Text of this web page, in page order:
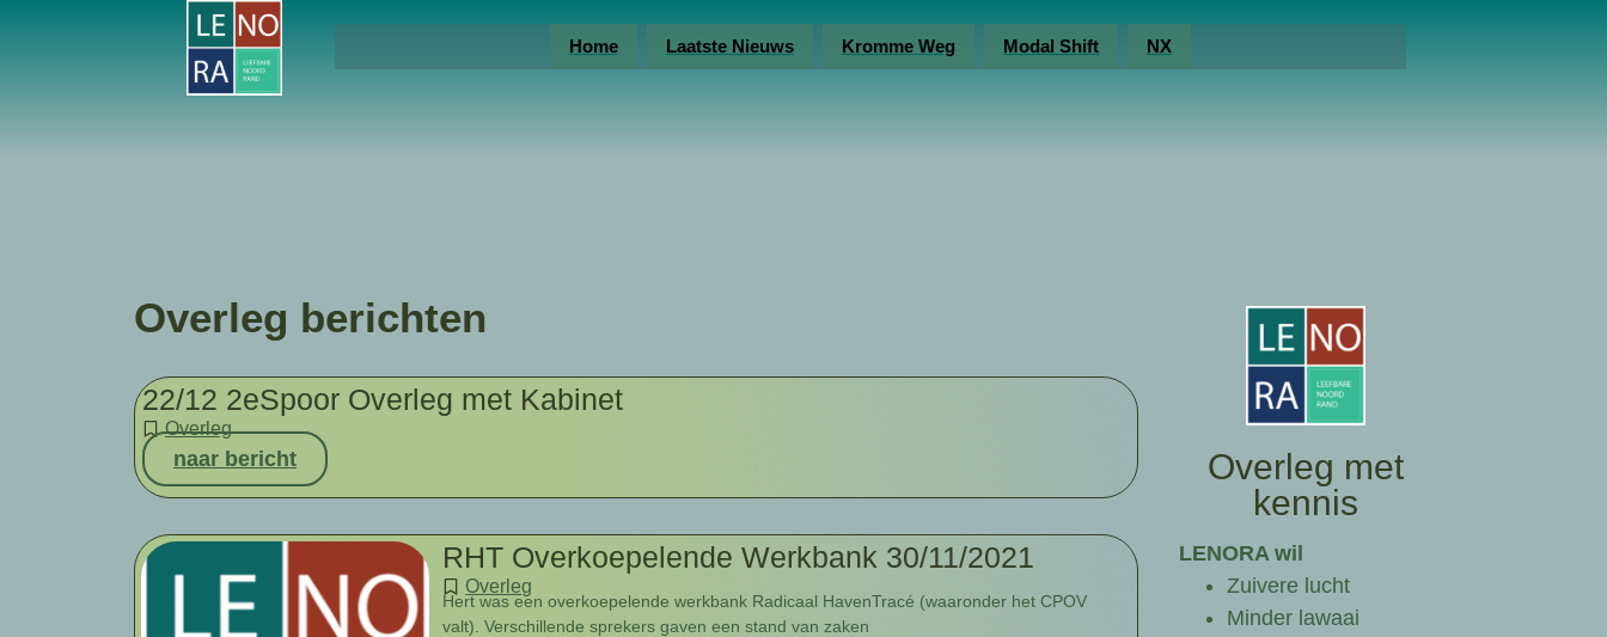
Home Laatste Nieuws Kromme Weg Modal Shift NX
Overleg berichten
22/12 2eSpoor Overleg met Kabinet
Overleg
naar bericht
RHT Overkoepelende Werkbank 30/11/2021
Overleg
Hert was een overkoepelende werkbank Radicaal HavenTracé (waaronder het CPOV
valt). Verschillende sprekers gaven een stand van zaken
Overleg met
kennis
LENORA wil
Zuivere lucht
Minder lawaai